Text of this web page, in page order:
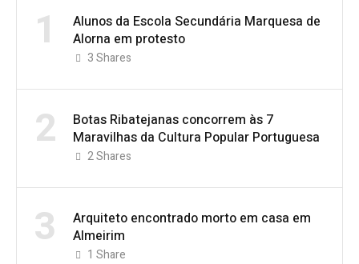
1
Alunos da Escola Secundária Marquesa de
Alorna em protesto
3Shares
2
Botas Ribatejanas concorrem às 7
Maravilhas da Cultura Popular Portuguesa
2Shares
3
Arquiteto encontrado morto em casa em
Almeirim
1 Share